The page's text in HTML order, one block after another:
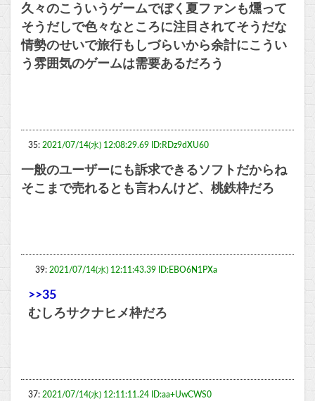
久々のこういうゲームでぼく夏ファンも燻って
そうだしで色々なところに注目されてそうだな
情勢のせいで旅行もしづらいから余計にこうい
う雰囲気のゲームは需要あるだろう
35: 2021/07/14(水) 12:08:29.69 ID:RDz9dXU60
一般のユーザーにも訴求できるソフトだからね
そこまで売れるとも言わんけど、桃鉄枠だろ
39: 2021/07/14(水) 12:11:43.39 ID:EBO6N1PXa
>>35
むしろサクナヒメ枠だろ
37: 2021/07/14(水) 12:11:11.24 ID:aa+UwCWS0